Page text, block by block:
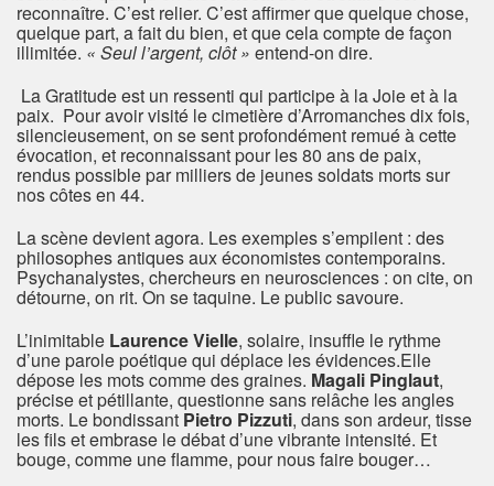
reconnaître. C’est relier. C’est affirmer que quelque chose,
quelque part, a fait du bien, et que cela compte de façon
illimitée. « Seul l’argent, clôt » entend-on dire.
La Gratitude est un ressenti qui participe à la Joie et à la
paix. Pour avoir visité le cimetière d’Arromanches dix fois,
silencieusement, on se sent profondément remué à cette
évocation, et reconnaissant pour les 80 ans de paix,
rendus possible par milliers de jeunes soldats morts sur
nos côtes en 44.
La scène devient agora. Les exemples s’empilent : des
philosophes antiques aux économistes contemporains.
Psychanalystes, chercheurs en neurosciences : on cite, on
détourne, on rit. On se taquine. Le public savoure.
L’inimitable Laurence Vielle, solaire, insuffle le rythme
d’une parole poétique qui déplace les évidences.Elle
dépose les mots comme des graines. Magali Pinglaut,
précise et pétillante, questionne sans relâche les angles
morts. Le bondissant Pietro Pizzuti, dans son ardeur, tisse
les fils et embrase le débat d’une vibrante intensité. Et
bouge, comme une flamme, pour nous faire bouger…